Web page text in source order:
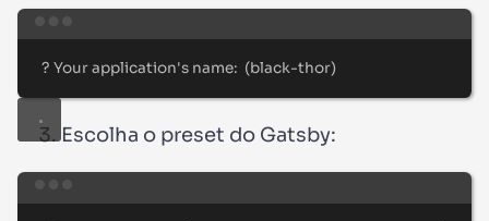
? Your application's name:  (black-thor)
Escolha o preset do Gatsby: